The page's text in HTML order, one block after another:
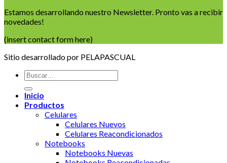
Estamos desarrollando nuestro Newsletter. Pronto vas a recibir
novedades!
(insert contact form here)
Sitio desarrollado por PELAPASCUAL
Buscar
por:
Inicio
Productos
Celulares
Celulares Nuevos
Celulares Reacondicionados
Notebooks
Notebooks Nuevas